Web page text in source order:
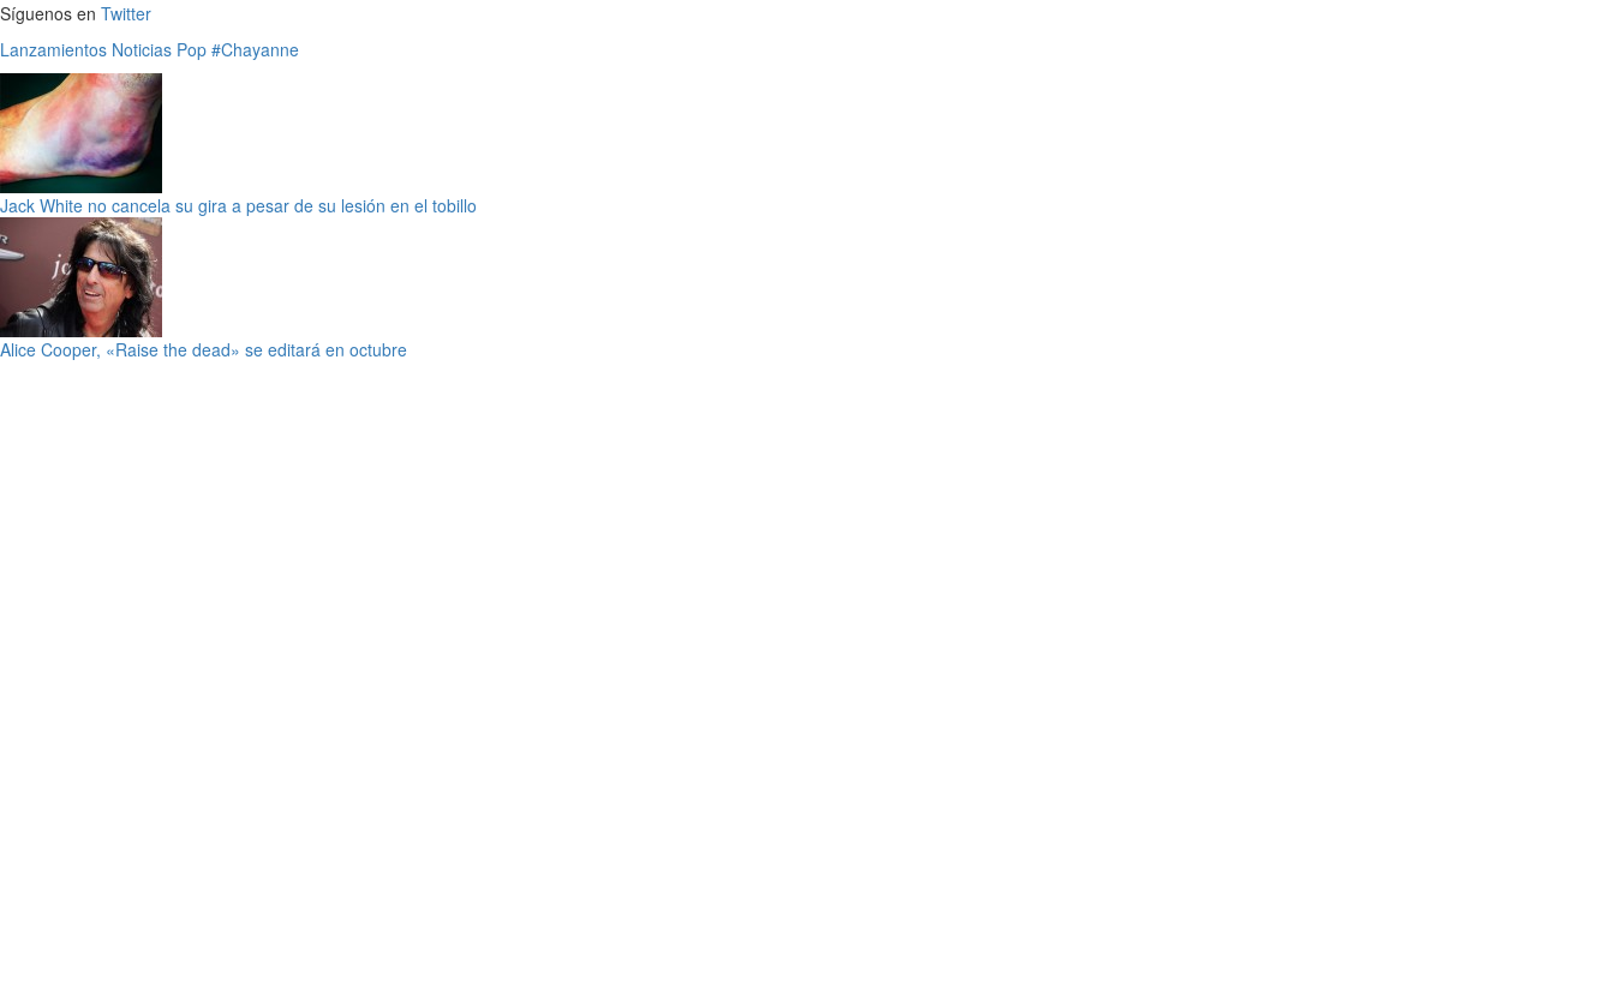
Síguenos en Twitter
Lanzamientos Noticias Pop #Chayanne
Jack White no cancela su gira a pesar de su lesión en el tobillo
Alice Cooper, «Raise the dead» se editará en octubre